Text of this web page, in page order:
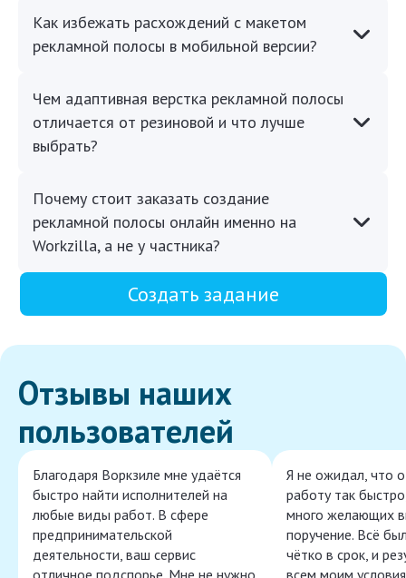
Как избежать расхождений с макетом
рекламной полосы в мобильной версии?
Чем адаптивная верстка рекламной полосы
отличается от резиновой и что лучше
выбрать?
Почему стоит заказать создание
рекламной полосы онлайн именно на
Workzilla, а не у частника?
Создать задание
Отзывы наших
пользователей
Благодаря Воркзиле мне удаётся
быстро найти исполнителей на
любые виды работ. В сфере
предпринимательской
деятельности, ваш сервис
Я не ожидал, что
работу так
много желающих
поручение. Всё
чётко в срок, и